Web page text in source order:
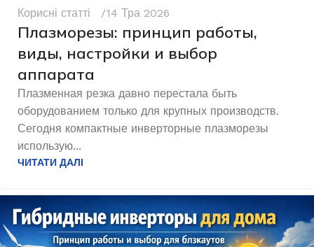
Корисні статті 14 Тра 2026
Плазморезы: принцип работы,
виды, настройки и выбор
аппарата
Плазменная резка давно перестала быть
оборудованием только для крупных производств.
Сегодня компактные инверторные плазморезы
использую...
ЧИТАТИ ДАЛІ